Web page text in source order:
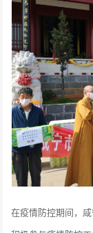
在疫情防控期间，